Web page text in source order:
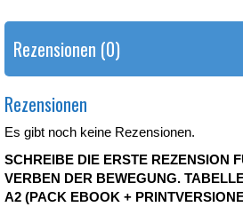
Rezensionen (0)
Rezensionen
Es gibt noch keine Rezensionen.
SCHREIBE DIE ERSTE REZENSION
VERBEN DER BEWEGUNG.
A2 (PACK EBOOK +